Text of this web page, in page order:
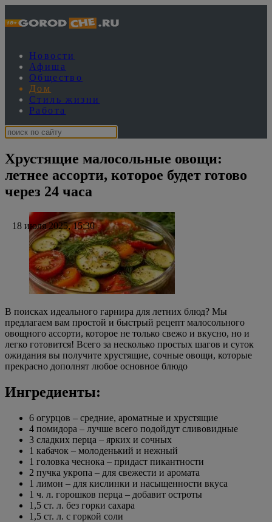
Новости
Афиша
Общество
Дом
Стиль жизни
Работа
Хрустящие малосольные овощи:
летнее ассорти, которое будет готово
через 24 часа
18 июля 2025, 15:30
В поисках идеального гарнира для летних блюд? Мы
предлагаем вам простой и быстрый рецепт малосольного
овощного ассорти, которое не только свежо и вкусно, но и
легко готовится! Всего за несколько простых шагов и суток
ожидания вы получите хрустящие, сочные овощи, которые
прекрасно дополнят любое основное блюдо
Ингредиенты:
6 огурцов – средние, ароматные и хрустящие
4 помидора – лучше всего подойдут сливовидные
3 сладких перца – ярких и сочных
1 кабачок – молоденький и нежный
1 головка чеснока – придаст пикантности
2 пучка укропа – для свежести и аромата
1 лимон – для кислинки и насыщенности вкуса
1 ч. л. горошков перца – добавит остроты
1,5 ст. л. без горки сахара
1,5 ст. л. с горкой соли